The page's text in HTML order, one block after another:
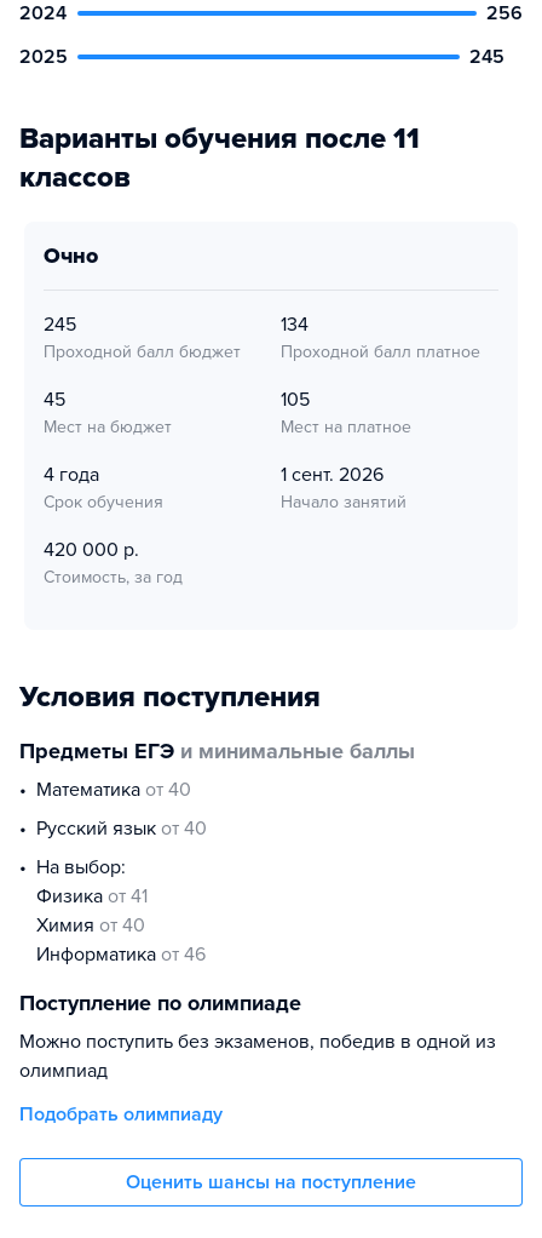
2024
256
2025
245
Варианты обучения после 11
классов
очно
245
Проходной балл бюджет
134
Проходной балл платное
45
Мест на бюджет
105
Мест на платное
4 года
Срок обучения
1 сент. 2026
Начало занятий
420 000 р.
Стоимость, за год
Условия поступления
Предметы ЕГЭ и минимальные баллы
математика от 40
русский язык от 40
На выбор:
физика от 41
химия от 40
информатика от 46
Поступление по олимпиаде
Можно поступить без экзаменов, победив в одной из
олимпиад
Подобрать олимпиаду
Оценить шансы на поступление